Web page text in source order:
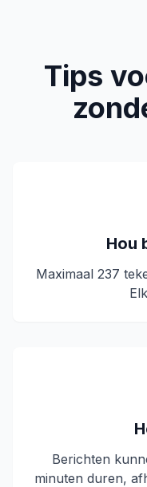
Tips
Hou
Maximaal 237
Berichten
minuten duren,